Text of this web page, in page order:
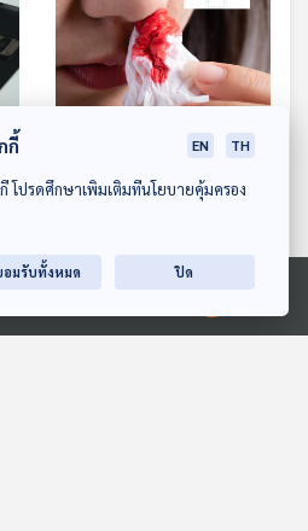
ารณะแห่งประเทศไทย
29:26
EP. 964: เลือดออก บอก
โรงหมอ
กี้ EN TH
โปรดศึกษาเพิ่มเติมที่นโยบายคุ้มครอง
อมรับทั้งหมด ปิด